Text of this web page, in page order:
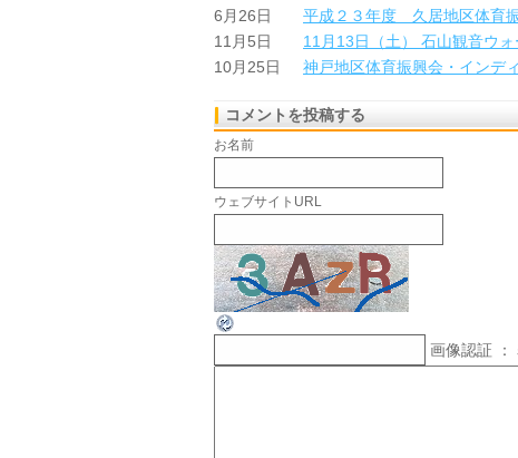
6月26日
平成２３年度 久居地区体育
11月5日
11月13日（土） 石山観音ウォ
10月25日
神戸地区体育振興会・インデ
コメントを投稿する
お名前
ウェブサイトURL
画像認証 ：